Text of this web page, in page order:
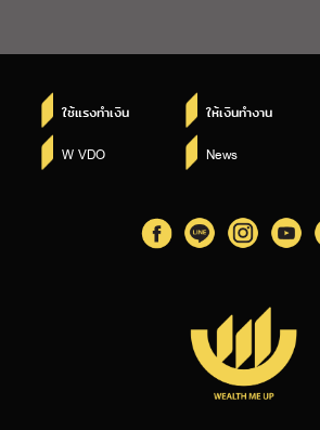
ใช้แรงทำเงิน ให้เงินทำงาน
W VDO News